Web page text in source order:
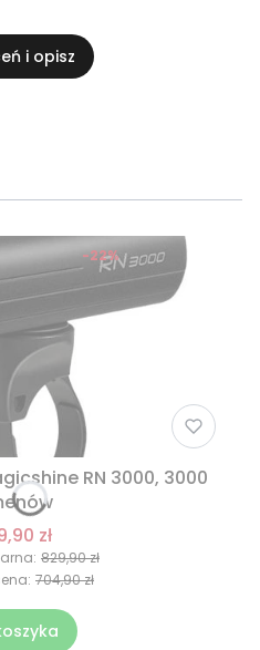
i opisz
RN 3000, 3000
zł
829,90 zł
-22%
704,90 zł